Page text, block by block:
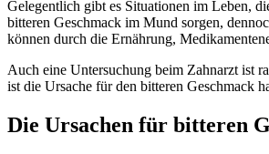
Gelegentlich gibt es Situationen im Leben,
bitteren Geschmack im Mund sorgen,
können durch die Ernährung,
Auch eine Untersuchung beim Zahnarzt ist
ist die Ursache für den bitteren Geschmack
Die Ursachen für bitteren